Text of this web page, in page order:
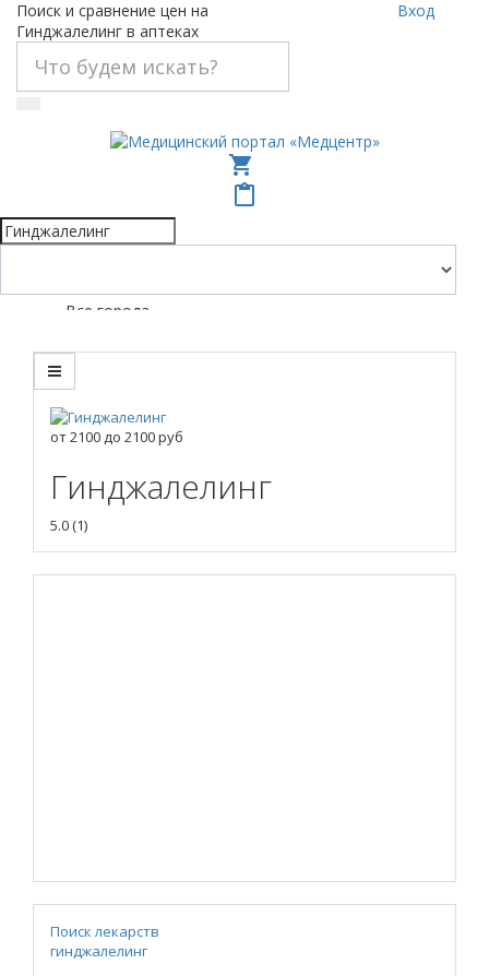
Поиск и сравнение цен на
Гинджалелинг в аптеках
Вход
shopping_cart
content_paste
Все города
от2100до 2100руб
Гинджалелинг
5.0(1)
Поиск лекарств
гинджалелинг